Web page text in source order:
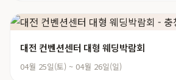
대전 컨벤션센터 대형 웨딩박람회
04월 25일(토) ~ 04월 26일(일)